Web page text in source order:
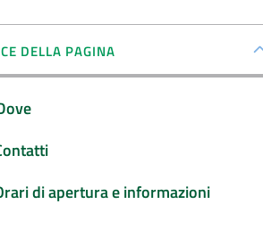
DELLA PAGINA
di apertura e informazioni